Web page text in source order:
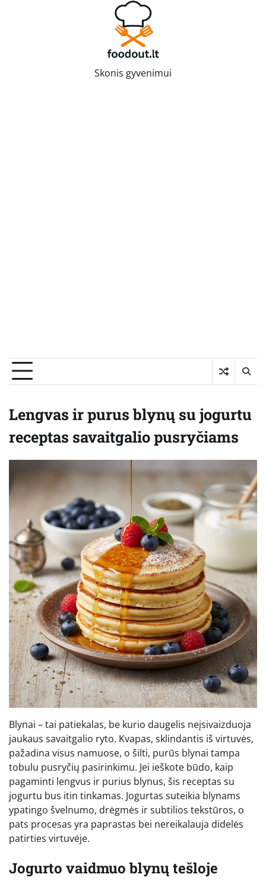
Skonis gyvenimui
Lengvas ir purus blynų su jogurtu
receptas savaitgalio pusryčiams
Blynai – tai patiekalas, be kurio daugelis neįsivaizduoja
jaukaus savaitgalio ryto. Kvapas, sklindantis iš virtuvės,
pažadina visus namuose, o šilti, purūs blynai tampa
tobulu pusryčių pasirinkimu. Jei ieškote būdo, kaip
pagaminti lengvus ir purius blynus, šis receptas su
jogurtu bus itin tinkamas. Jogurtas suteikia blynams
ypatingo švelnumo, drėgmės ir subtilios tekstūros, o
pats procesas yra paprastas bei nereikalauja didelės
patirties virtuvėje.
Jogurto vaidmuo blynų tešloje